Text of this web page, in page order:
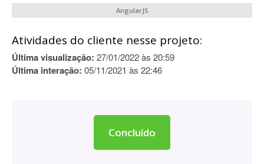
AngularJS
Atividades do cliente nesse projeto:
Última visualização: 27/01/2022 às 20:59
Última interação: 05/11/2021 às 22:46
Concluído